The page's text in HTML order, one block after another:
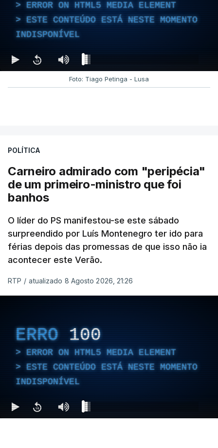
ERROR ON HTML5 MEDIA ELEMENT
ESTE CONTEÚDO ESTÁ NESTE MOMENTO
INDISPONÍVEL
Foto: Tiago Petinga - Lusa
POLÍTICA
Carneiro admirado com "peripécia"
de um primeiro-ministro que foi
banhos
O líder do PS manifestou-se este sábado
surpreendido por Luís Montenegro ter ido para
férias depois das promessas de que isso não ia
acontecer este Verão.
RTP / atualizado 8 Agosto 2026, 21:26
ERRO 100
ERROR ON HTML5 MEDIA ELEMENT
ESTE CONTEÚDO ESTÁ NESTE MOMENTO
INDISPONÍVEL